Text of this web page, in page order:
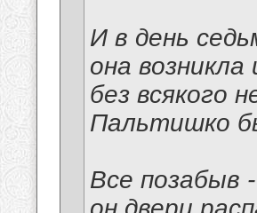
И в день
она возникла
без всякого
Пальтишко
Все позабыв